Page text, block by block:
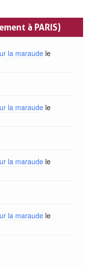
à PARIS)
la maraude le
la maraude le
la maraude le
la maraude le